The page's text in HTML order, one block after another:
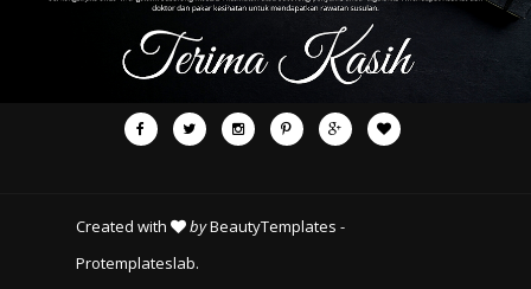
Created with byBeautyTemplates -
Protemplateslab.